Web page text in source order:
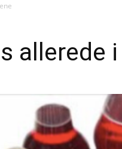
allerede